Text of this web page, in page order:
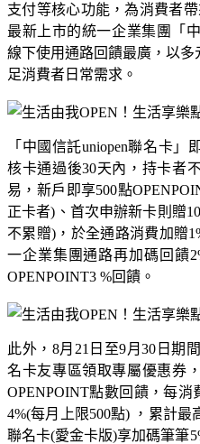
支付等核心功能，為消費者
最新上市的統一企業集團「
線下使用通路回饋最廣，以
足消費者日常需求。
「中國信託uniopen聯名卡」
核卡通過後30天內，持卡者
易，新戶即享500點
正卡者) 、首次申辦新卡則贈
不累贈) ，於全通路消費加贈
一企業集團通路再加碼回饋
OPENPOINT3 %回饋。
此外， 8月 21 日至9月30 日期
名卡友專區領取專屬優惠券
OPENPOINT點數回饋，每消
4%(每月上限500點) ，累計最
聯名卡(愛金卡版)享加碼筆筆